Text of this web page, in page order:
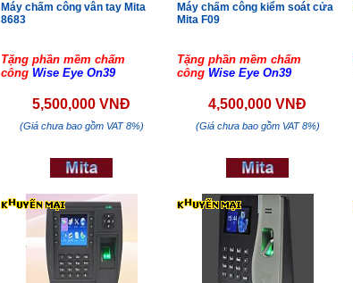
Máy chấm công vân tay Mita
8683
Tặng phần mềm chấm
công Wise Eye On39
5,500,000 VNĐ
(Giá chưa bao gồm VAT 8%)
Máy chấm công kiểm soát cửa
Mita F09
Tặng phần mềm chấm
công Wise Eye On39
4,500,000 VNĐ
(Giá chưa bao gồm VAT 8%)